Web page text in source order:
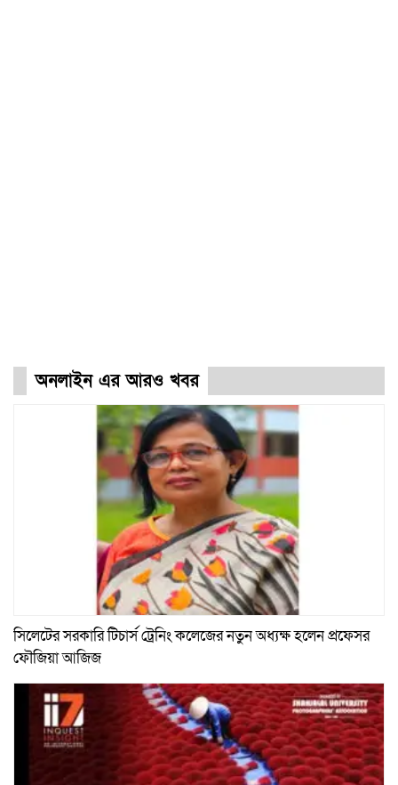
অনলাইন এর আরও খবর
সিলেটের সরকারি টিচার্স ট্রেনিং কলেজের নতুন অধ্যক্ষ হলেন প্রফেসর
ফৌজিয়া আজিজ